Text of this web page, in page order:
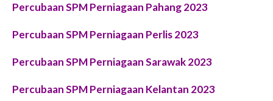
Percubaan SPM Perniagaan Pahang 2023
Percubaan SPM Perniagaan Perlis 2023
Percubaan SPM Perniagaan Sarawak 2023
Percubaan SPM Perniagaan Kelantan 2023